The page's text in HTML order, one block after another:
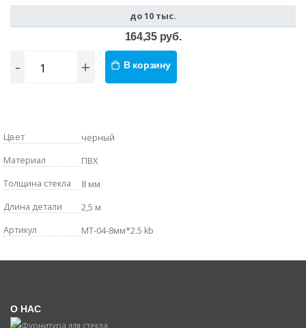
до 10 тыс.
164,35 руб.
- + В корзину
Цвет
черный
Материал
ПВХ
Толщина стекла
8 мм
Длина детали
2,5 м
Артикул
MT-04-8мм*2.5 kb
О НАС